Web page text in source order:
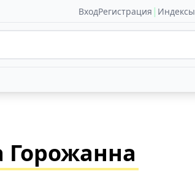
ВходРегистрация | Индексы
Горожанна